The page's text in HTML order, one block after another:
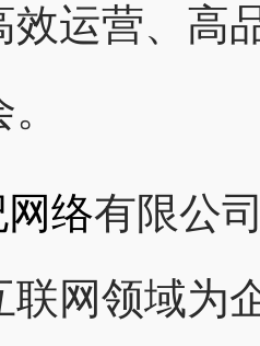
效运营、高
络有限公
联网领域为